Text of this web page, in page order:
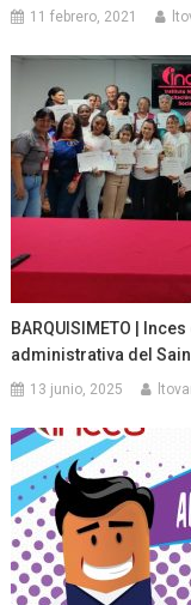
11 febrero, 2021
BARQUISIMETO |
administrativa del
13 junio, 2025